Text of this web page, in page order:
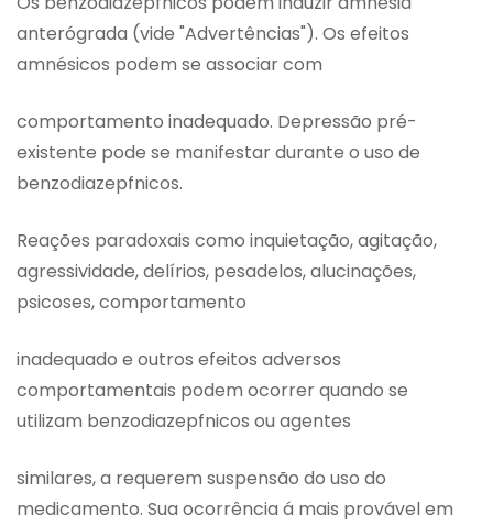
anterógrada (vide "Advertências"). Os efeitos
amnésicos podem se associar com
comportamento inadequado. Depressão pré-
existente pode se manifestar durante o uso de
benzodiazepfnicos.
Reações paradoxais como inquietação, agitação,
agressividade, delírios, pesadelos, alucinações,
psicoses, comportamento
inadequado e outros efeitos adversos
comportamentais podem ocorrer quando se
utilizam benzodiazepfnicos ou agentes
similares, a requerem suspensão do uso do
medicamento. Sua ocorrência á mais provável em